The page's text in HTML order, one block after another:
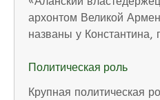
архонтом Великой
названы у Константина,
Политическая роль
Крупная политическая